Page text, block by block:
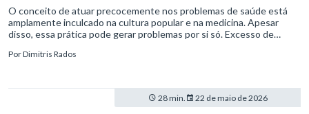
O conceito de atuar precocemente nos problemas de saúde está
amplamente inculcado na cultura popular e na medicina. Apesar
disso, essa prática pode gerar problemas por si só. Excesso de
PorDimitris Rados
28 min. 22 de maio de 2026